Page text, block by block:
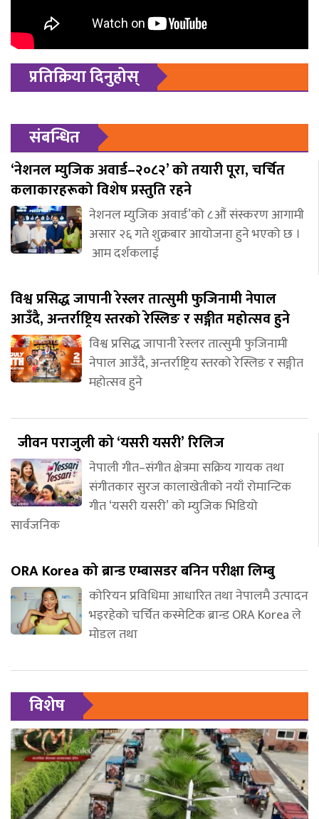
प्रतिक्रिया दिनुहोस्
संबन्धित
‘नेशनल म्युजिक अवार्ड–२०८२’ को तयारी पूरा, चर्चित
कलाकारहरूको विशेष प्रस्तुति रहने
नेशनल म्युजिक अवार्ड’को ८औं संस्करण आगामी
असार २६ गते शुक्रबार आयोजना हुने भएको छ ।
आम दर्शकलाई
विश्व प्रसिद्ध जापानी रेस्लर तात्सुमी फुजिनामी नेपाल
आउँदै, अन्तर्राष्ट्रिय स्तरको रेस्लिङ र सङ्गीत महोत्सव हुने
विश्व प्रसिद्ध जापानी रेस्लर तात्सुमी फुजिनामी
नेपाल आउँदै, अन्तर्राष्ट्रिय स्तरको रेस्लिङ र सङ्गीत
महोत्सव हुने
जीवन पराजुली को ‘यसरी यसरी’ रिलिज
नेपाली गीत–संगीत क्षेत्रमा सक्रिय गायक तथा
संगीतकार सुरज कालाखेतीको नयाँ रोमान्टिक
गीत ‘यसरी यसरी’ को म्युजिक भिडियो
सार्वजनिक
ORA Korea को ब्रान्ड एम्बासडर बनिन परीक्षा लिम्बु
कोरियन प्रविधिमा आधारित तथा नेपालमै उत्पादन
भइरहेको चर्चित कस्मेटिक ब्रान्ड ORA Korea ले
मोडल तथा
विशेष